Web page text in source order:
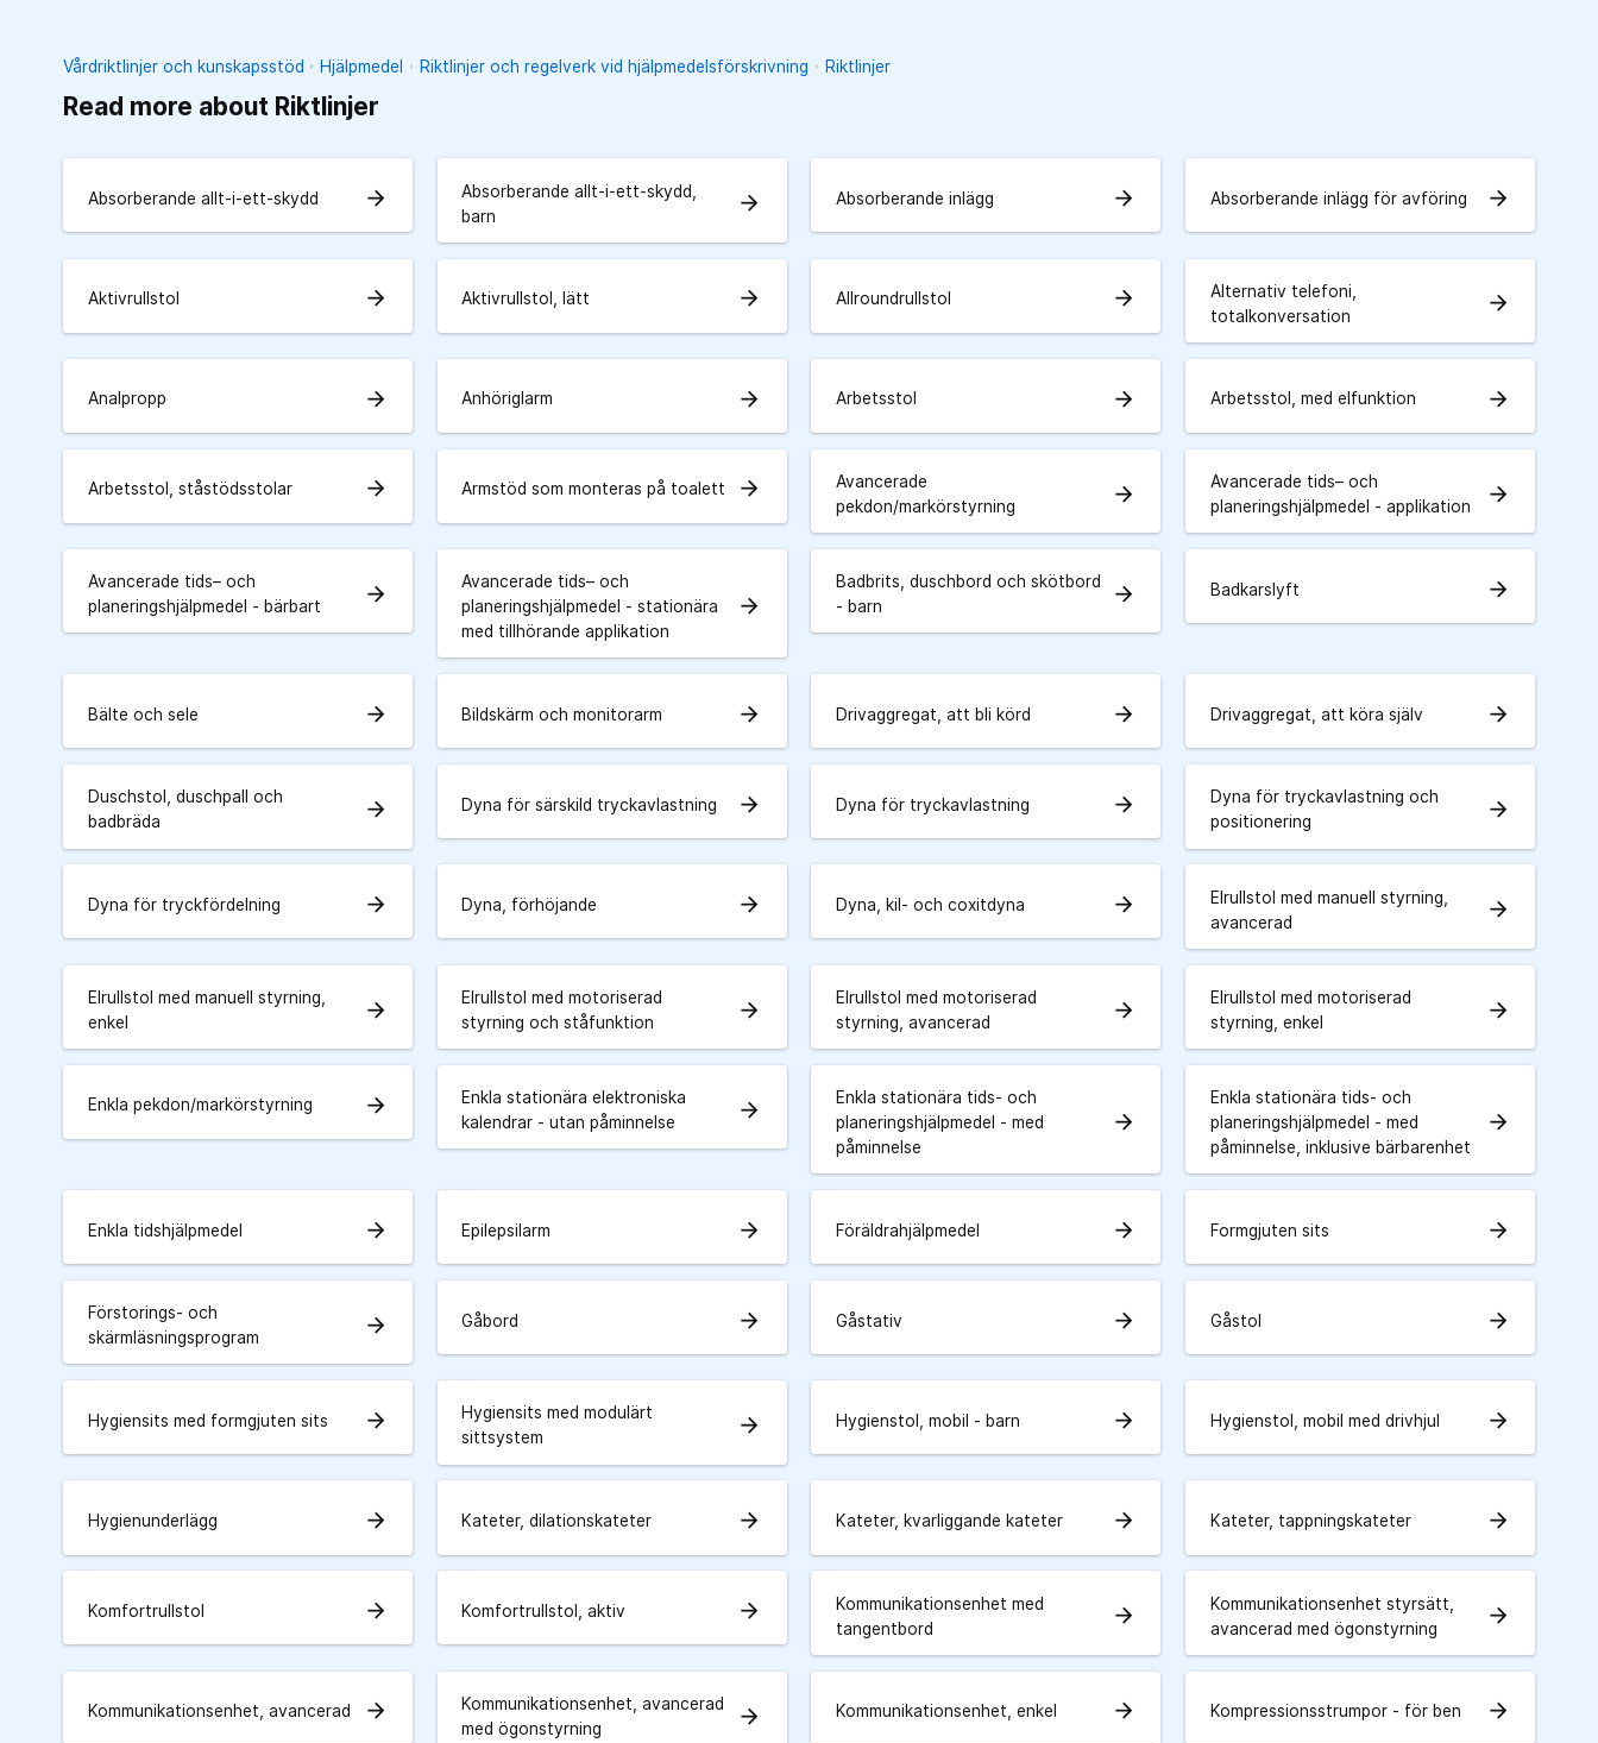
Vårdriktlinjer och kunskapsstöd Hjälpmedel Riktlinjer och regelverk vid hjälpmedelsförskrivning Riktlinjer
Read more about Riktlinjer
Absorberande allt-i-ett-skydd arrow_forward
Absorberande allt-i-ett-skydd,
barn
arrow_forward Absorberande inlägg arrow_forward Absorberande inlägg för avföring arrow_forward
Aktivrullstol arrow_forward Aktivrullstol, lätt arrow_forward Allroundrullstol arrow_forward
Alternativ telefoni,
totalkonversation
arrow_forward
Analpropp arrow_forward Anhöriglarm arrow_forward Arbetsstol arrow_forward Arbetsstol, med elfunktion arrow_forward
Arbetsstol, ståstödsstolar arrow_forward Armstöd som monteras på toalett arrow_forward
Avancerade
pekdon/markörstyrning
arrow_forward
Avancerade tids– och
planeringshjälpmedel - applikation
arrow_forward
Avancerade tids– och
planeringshjälpmedel - bärbart
arrow_forward
Avancerade tids– och
planeringshjälpmedel - stationära
med tillhörande applikation
arrow_forward
Badbrits, duschbord och skötbord
- barn
arrow_forward Badkarslyft arrow_forward
Bälte och sele arrow_forward Bildskärm och monitorarm arrow_forward Drivaggregat, att bli körd arrow_forward Drivaggregat, att köra själv arrow_forward
Duschstol, duschpall och
badbräda
arrow_forward Dyna för särskild tryckavlastning arrow_forward Dyna för tryckavlastning arrow_forward
Dyna för tryckavlastning och
positionering
arrow_forward
Dyna för tryckfördelning arrow_forward Dyna, förhöjande arrow_forward Dyna, kil- och coxitdyna arrow_forward
Elrullstol med manuell styrning,
avancerad
arrow_forward
Elrullstol med manuell styrning,
enkel
arrow_forward
Elrullstol med motoriserad
styrning och ståfunktion
arrow_forward
Elrullstol med motoriserad
styrning, avancerad
arrow_forward
Elrullstol med motoriserad
styrning, enkel
arrow_forward
Enkla pekdon/markörstyrning arrow_forward
Enkla stationära elektroniska
kalendrar - utan påminnelse
arrow_forward
Enkla stationära tids- och
planeringshjälpmedel - med
påminnelse
arrow_forward
Enkla stationära tids- och
planeringshjälpmedel - med
påminnelse, inklusive bärbarenhet
arrow_forward
Enkla tidshjälpmedel arrow_forward Epilepsilarm arrow_forward Föräldrahjälpmedel arrow_forward Formgjuten sits arrow_forward
Förstorings- och
skärmläsningsprogram
arrow_forward Gåbord arrow_forward Gåstativ arrow_forward Gåstol arrow_forward
Hygiensits med formgjuten sits arrow_forward
Hygiensits med modulärt
sittsystem
arrow_forward Hygienstol, mobil - barn arrow_forward Hygienstol, mobil med drivhjul arrow_forward
Hygienunderlägg arrow_forward Kateter, dilationskateter arrow_forward Kateter, kvarliggande kateter arrow_forward Kateter, tappningskateter arrow_forward
Komfortrullstol arrow_forward Komfortrullstol, aktiv arrow_forward
Kommunikationsenhet med
tangentbord
arrow_forward
Kommunikationsenhet styrsätt,
avancerad med ögonstyrning
arrow_forward
Kommunikationsenhet, avancerad arrow_forward
Kommunikationsenhet, avancerad
med ögonstyrning
arrow_forward Kommunikationsenhet, enkel arrow_forward Kompressionsstrumpor - för ben arrow_forward